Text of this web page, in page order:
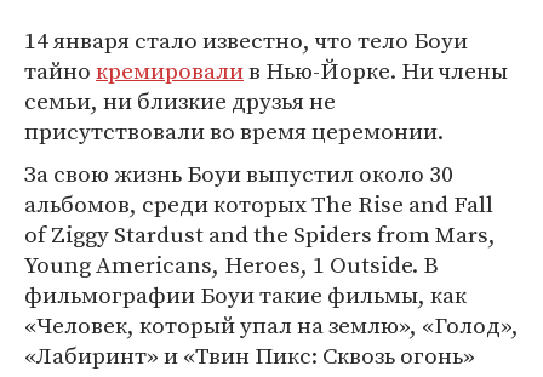
14 января стало известно, что тело Боуи
тайнокремировалив Нью-Йорке. Ни члены
семьи, ни близкие друзья не
присутствовали во время церемонии.
За свою жизнь Боуи выпустил около 30
альбомов, среди которых The Rise and Fall
of Ziggy Stardust and the Spiders from Mars,
Young Americans, Heroes, 1 Outside. В
фильмографии Боуи такие фильмы, как
«Человек, который упал на землю», «Голод»,
«Лабиринт» и «Твин Пикс: Сквозь огонь»